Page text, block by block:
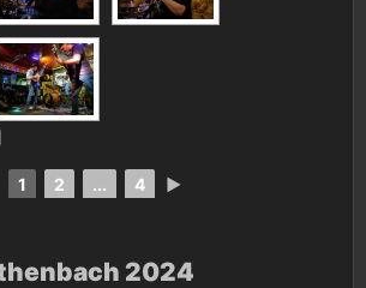
1 2 ... 4 ►
2024